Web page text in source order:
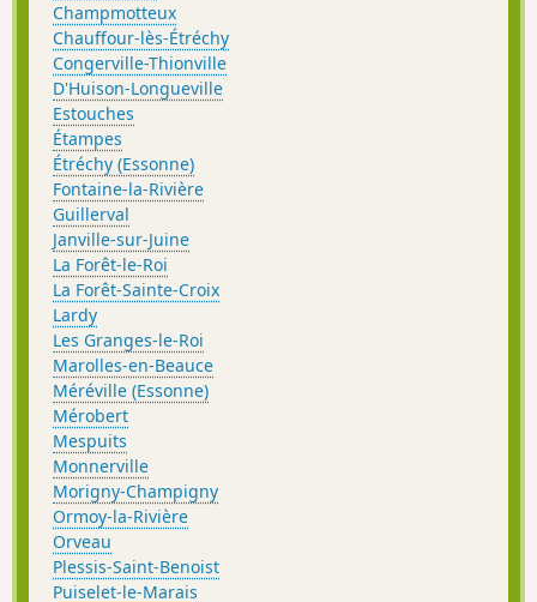
Champmotteux
Chauffour-lès-Étréchy
Congerville-Thionville
D'Huison-Longueville
Estouches
Étampes
Étréchy (Essonne)
Fontaine-la-Rivière
Guillerval
Janville-sur-Juine
La Forêt-le-Roi
La Forêt-Sainte-Croix
Lardy
Les Granges-le-Roi
Marolles-en-Beauce
Méréville (Essonne)
Mérobert
Mespuits
Monnerville
Morigny-Champigny
Ormoy-la-Rivière
Orveau
Plessis-Saint-Benoist
Puiselet-le-Marais